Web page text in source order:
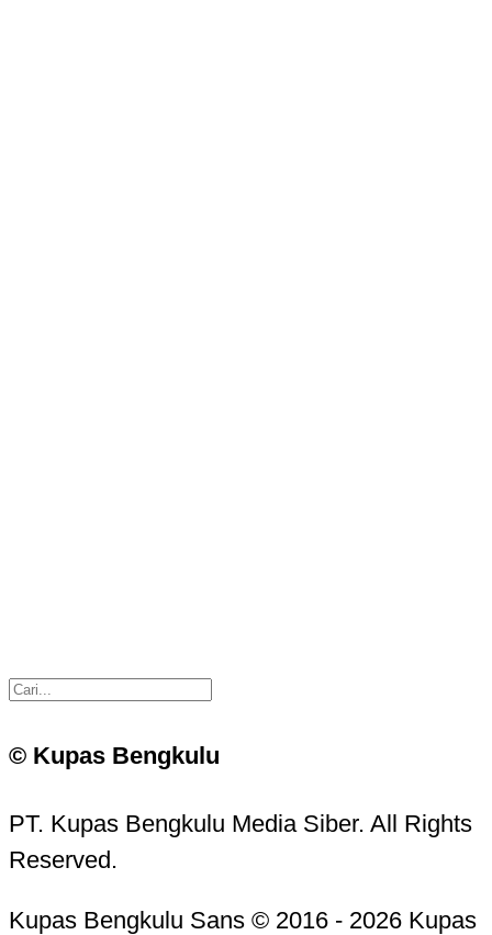
© Kupas Bengkulu
PT. Kupas Bengkulu Media Siber. All Rights
Reserved.
Kupas Bengkulu Sans © 2016 - 2026 Kupas